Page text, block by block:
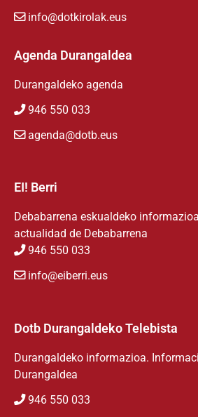
info@dotkirolak.eus
Agenda Durangaldea
Durangaldeko agenda
946 550 033
agenda@dotb.eus
EI! Berri
Debabarrena eskualdeko
actualidad de Debabarrena
946 550 033
info@eiberri.eus
Dotb Durangaldeko Telebista
Durangaldeko informazioa.
Durangaldea
946 550 033